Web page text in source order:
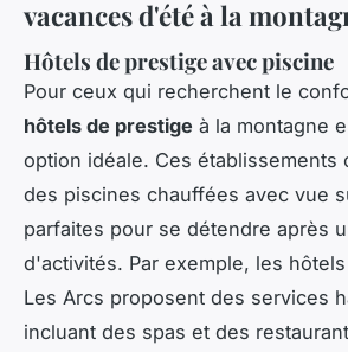
vacances d'été à la
Hôtels de prestige avec piscine
Pour ceux qui recherchent le
hôtels de prestige à la montagne
option idéale. Ces établissements
des piscines chauffées avec vue
parfaites pour se détendre après
d'activités. Par exemple, les
Les Arcs proposent des services
incluant des spas et des